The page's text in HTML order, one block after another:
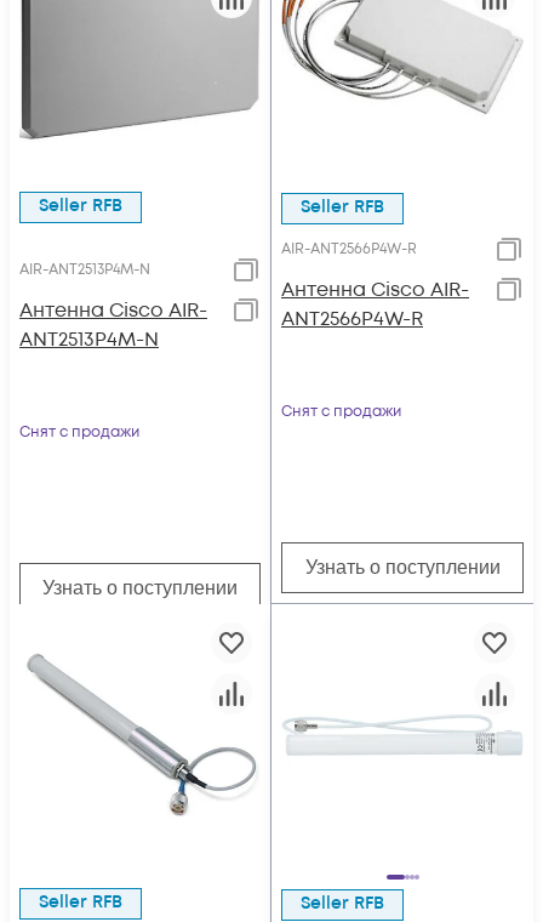
Seller RFB
AIR-ANT2513P4M-N
Антенна Cisco AIR-
ANT2513P4M-N
Снят с продажи
Узнать о поступлении
Seller RFB
AIR-ANT2566P4W-R
Антенна Cisco AIR-
ANT2566P4W-R
Снят с продажи
Узнать о поступлении
Seller RFB Seller RFB